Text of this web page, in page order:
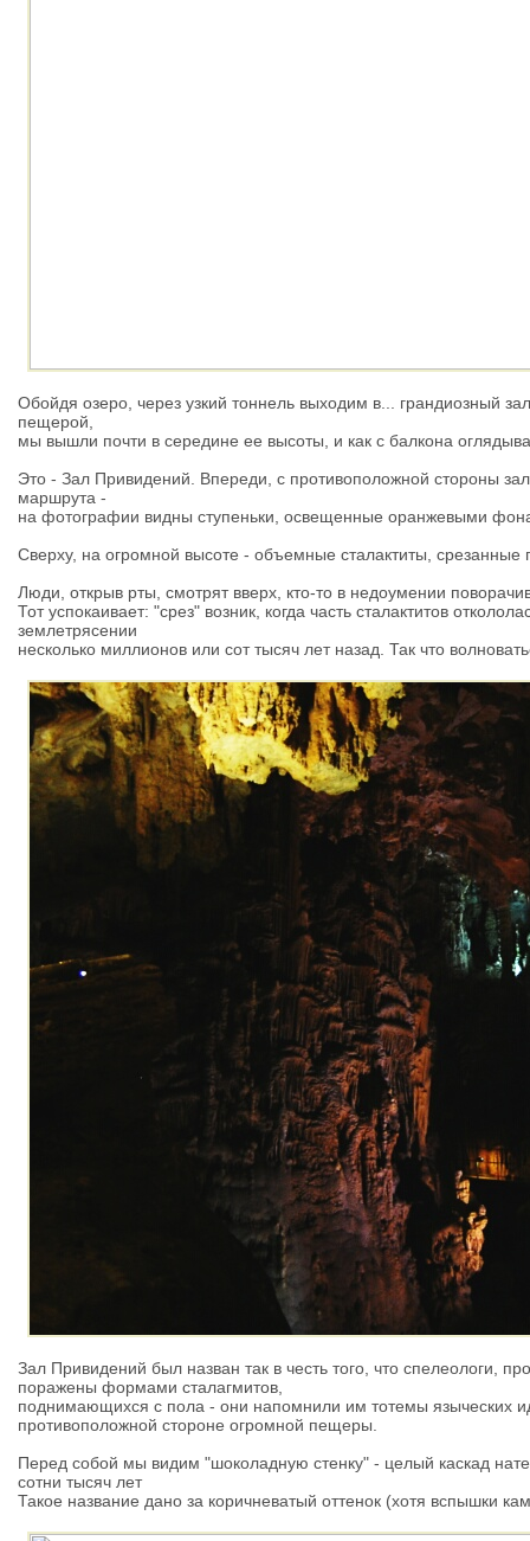
Обойдя озеро, через узкий тоннель выходим в... грандиозный
пещерой,
мы вышли почти в середине ее высоты, и как с балкона
Это - Зал Привидений. Впереди, с противоположной стороны
маршрута -
на фотографии видны ступеньки, освещенные оранжевыми
Сверху, на огромной высоте - объемные сталактиты,
Люди, открыв рты, смотрят вверх, кто-то в недоумении
Тот успокаивает: "срез" возник, когда часть сталактитов
землетрясении
несколько миллионов или сот тысяч лет назад. Так что
Зал Привидений был назван так в честь того, что спелеологи,
поражены формами сталагмитов,
поднимающихся с пола - они напомнили им тотемы языческих
противоположной стороне огромной пещеры.
Перед собой мы видим "шоколадную стенку" - целый каскад
сотни тысяч лет
Такое название дано за коричневатый оттенок (хотя вспышки